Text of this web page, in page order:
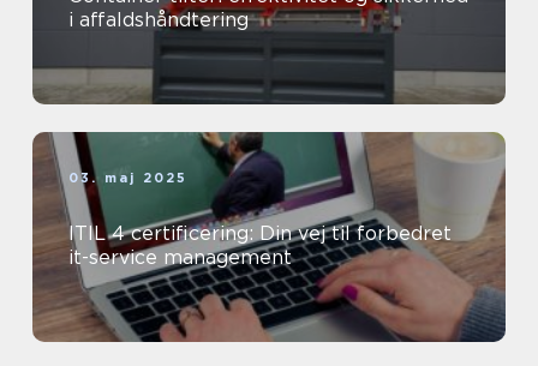
i affaldshåndtering
03. maj 2025
ITIL 4 certificering: Din vej til forbedret
it-service management